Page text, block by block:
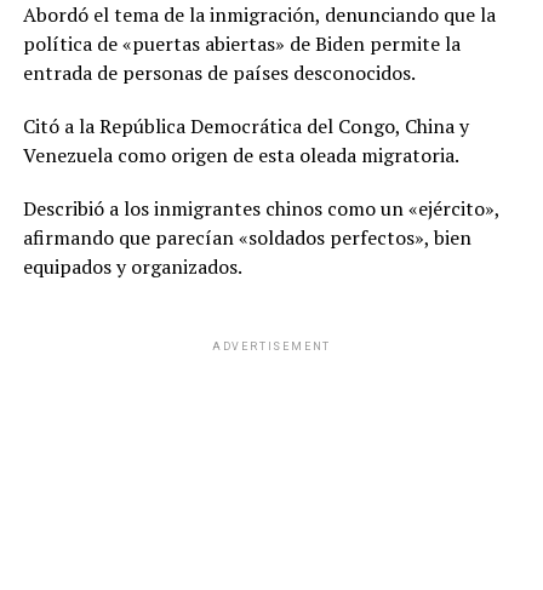
Abordó el tema de la inmigración, denunciando que la
política de «puertas abiertas» de Biden permite la
entrada de personas de países desconocidos.
Citó a la República Democrática del Congo, China y
Venezuela como origen de esta oleada migratoria.
Describió a los inmigrantes chinos como un «ejército»,
afirmando que parecían «soldados perfectos», bien
equipados y organizados.
ADVERTISEMENT